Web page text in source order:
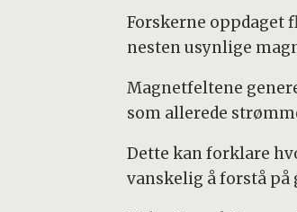
Forskerne oppdaget
nesten usynlige
Magnetfeltene
som allerede
Dette kan forklare
vanskelig å forstå på